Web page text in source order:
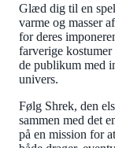
Glæd dig til en
varme og masser
for deres
farverige
de publikum med
univers.
Følg Shrek, den
sammen med det
på en mission for